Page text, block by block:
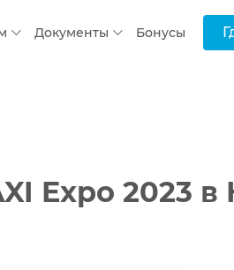
Документы Бонусы
Expo 2023 в